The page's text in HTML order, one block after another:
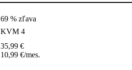
69 % zľava
KVM 4
35,99 €
10,99 €/mes.